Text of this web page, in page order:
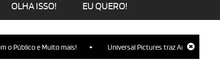
OLHA ISSO! EU QUERO!
Público e Muito mais! Universal Pictures traz Ariana Grande,